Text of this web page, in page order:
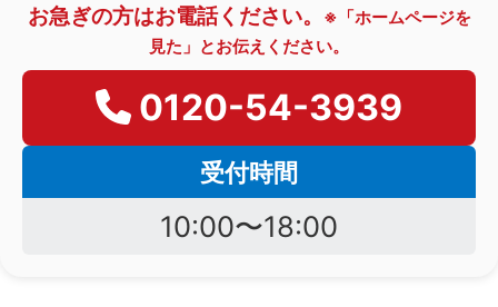
お急ぎの方はお電話ください。
※「ホームページを
見た」とお伝えください。
0120-54-3939
受付時間
10:00〜18:00